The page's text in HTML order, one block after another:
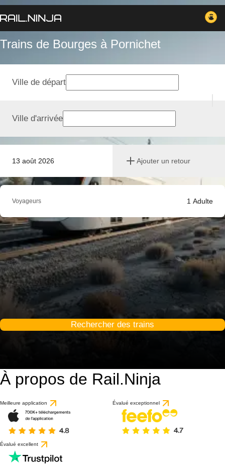
Trains de Bourges à Pornichet
13 août 2026 Ajouter un retour
Ville de départ
Ville d'arrivée
Voyageurs 1 Adulte
Rechercher des trains
À propos de Rail.Ninja
Meilleure application Évalué exceptionnel
Évalué excellent